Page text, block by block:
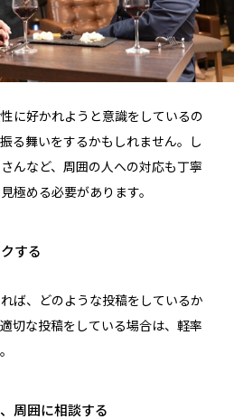
に好かれようと意識をしているの
る舞いをするかもしれません。し
んなど、周囲の人への対応も丁寧
極める必要があります。
する
ば、どのような投稿をしているか
切な投稿をしている場合は、軽率
周囲に相談する